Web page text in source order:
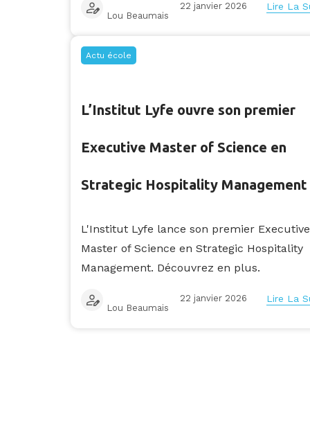
Lou Beaumais
22 janvier 2026 Lire La
Actu école
L’Institut Lyfe ouvre son premier
Executive Master of Science en
Strategic Hospitality Management
L'Institut Lyfe lance son premier Executive
Master of Science en Strategic Hospitality
Management. Découvrez en plus.
Lou Beaumais
22 janvier 2026 Lire La